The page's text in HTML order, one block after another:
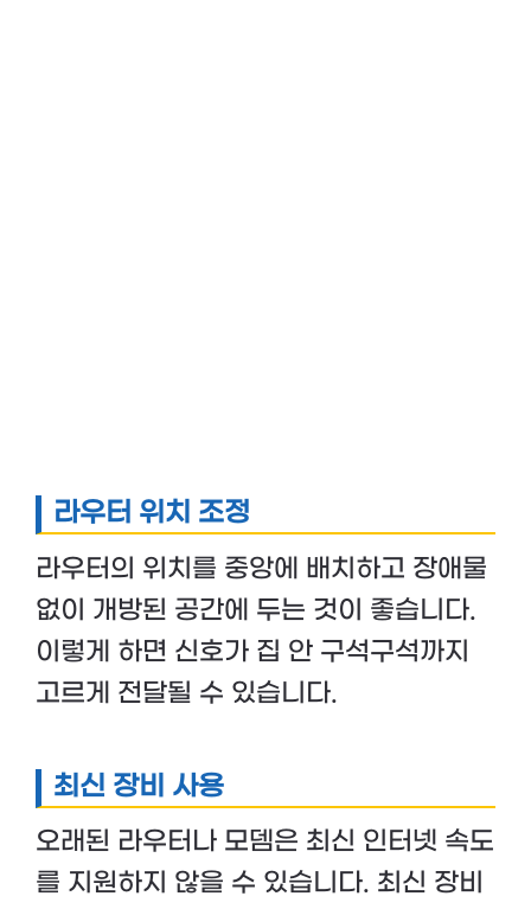
라우터 위치 조정
라우터의 위치를 중앙에 배치하고 장애물
없이 개방된 공간에 두는 것이 좋습니다.
이렇게 하면 신호가 집 안 구석구석까지
고르게 전달될 수 있습니다.
최신 장비 사용
오래된 라우터나 모뎀은 최신 인터넷 속도
를 지원하지 않을 수 있습니다. 최신 장비